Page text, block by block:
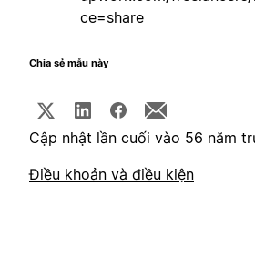
ce=share
Chia sẻ mẫu này
Cập nhật lần cuối vào 56 năm
Điều khoản và điều kiện